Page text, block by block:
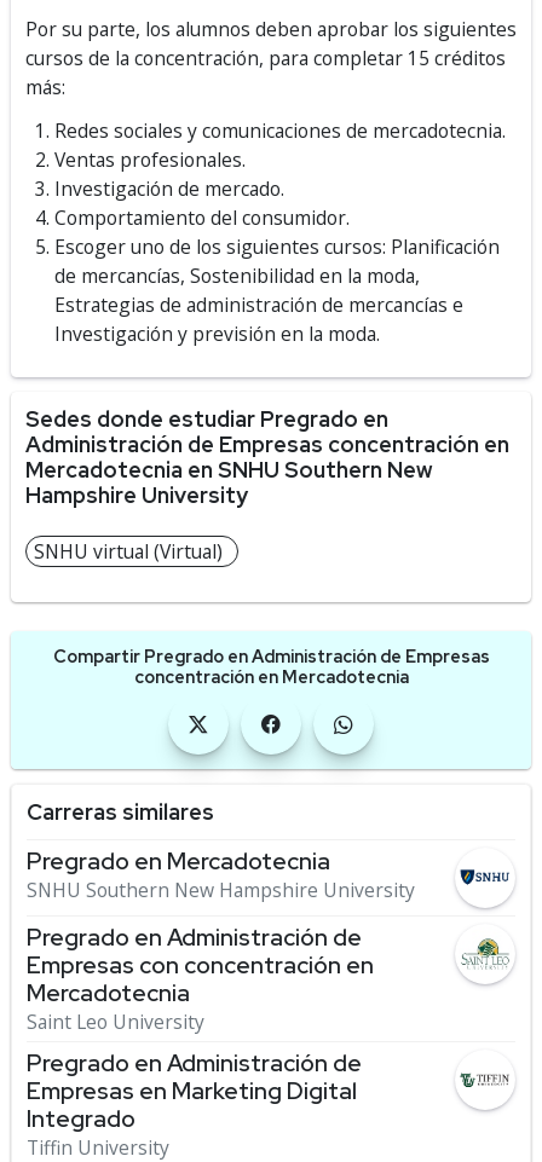
Por su parte, los alumnos deben aprobar los siguientes
cursos de la concentración, para completar 15 créditos
más:
Redes sociales y comunicaciones de mercadotecnia.
Ventas profesionales.
Investigación de mercado.
Comportamiento del consumidor.
Escoger uno de los siguientes cursos: Planificación
de mercancías, Sostenibilidad en la moda,
Estrategias de administración de mercancías e
Investigación y previsión en la moda.
Sedes donde estudiar Pregrado en
Administración de Empresas concentración en
Mercadotecnia en SNHU Southern New
Hampshire University
SNHU virtual (Virtual)
Compartir Pregrado en Administración de Empresas
concentración en Mercadotecnia
Carreras similares
Pregrado en Mercadotecnia
SNHU Southern New Hampshire University
Pregrado en Administración de
Empresas con concentración en
Mercadotecnia
Saint Leo University
Pregrado en Administración de
Empresas en Marketing Digital
Integrado
Tiffin University